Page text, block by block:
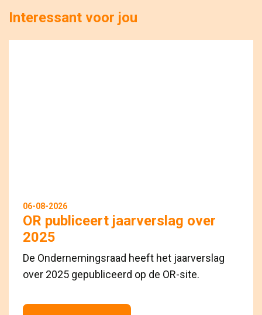
Interessant voor jou
06-08-2026
OR publiceert jaarverslag over
2025
De Ondernemingsraad heeft het jaarverslag
over 2025 gepubliceerd op de OR-site.